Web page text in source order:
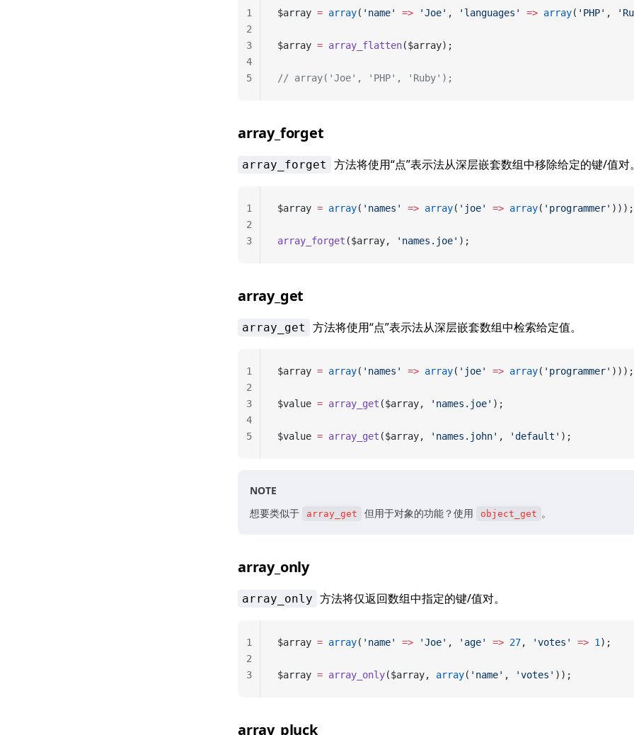
$array = array( 'name' => 'Joe' , 'languages' => array( 'PHP' ,
$array = array_flatten($array);
// array('Joe', 'PHP', 'Ruby');
1
2
3
4
5
array_forget
array_forget 方法将使用“点”表示法从深层嵌套数组中移除给定的键/值对
$array = array( 'names' => array( 'joe' => array( 'programmer' )));
array_forget ($array, 'names.joe' );
1
2
3
array_get
array_get 方法将使用“点”表示法从深层嵌套数组中检索给定值。
$array = array( 'names' => array( 'joe' => array( 'programmer' )));
$value = array_get ($array, 'names.joe' );
$value = array_get ($array, 'names.john' , 'default' );
1
2
3
4
5
NOTE
想要类似于
array_get 但用于对象的功能？使用 object_get 。
array_only
array_only 方法将仅返回数组中指定的键/值对。
$array = array( 'name' => 'Joe' , 'age' => 27, 'votes' => 1 );
$array = array_only($array, array( 'name' , 'votes' ));
1
2
3
array_pluck